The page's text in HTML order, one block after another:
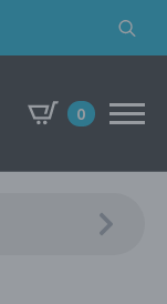
Search
0